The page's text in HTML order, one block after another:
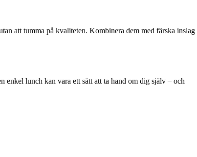
att tumma på kvaliteten. Kombinera dem med färska inslag
enkel lunch kan vara ett sätt att ta hand om dig själv – och